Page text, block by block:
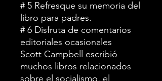
# 5 Refresque su memoria del
libro para padres.
# 6 Disfruta de comentarios
editoriales ocasionales
Scott Campbell escribió
muchos libros relacionados
sobre el socialismo, el